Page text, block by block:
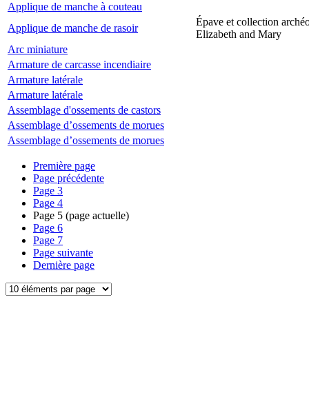
Applique de manche à couteau
Applique de manche de rasoir
Épave et collection
Elizabeth and Mary
Arc miniature
Armature de carcasse incendiaire
Armature latérale
Armature latérale
Assemblage d'ossements de castors
Assemblage d’ossements de morues
Assemblage d’ossements de morues
Première page
Page précédente
Page 3
Page 4
Page 5 (page actuelle)
Page 6
Page 7
Page suivante
Dernière page